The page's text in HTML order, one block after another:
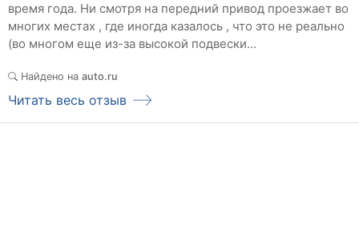
время года. Ни смотря на передний привод проезжает во
многих местах , где иногда казалось , что это не реально
(во многом еще из-за высокой подвески...
Найдено на auto.ru
Читать весь отзыв